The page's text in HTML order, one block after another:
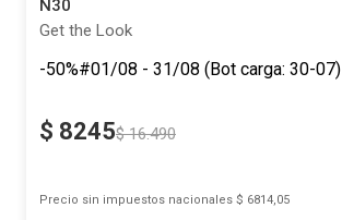
N30
Get the Look
-50%#01/08 - 31/08 (Bot carga: 30-07)
$ 8245$ 16.490
Precio sin impuestos nacionales $ 6814,05